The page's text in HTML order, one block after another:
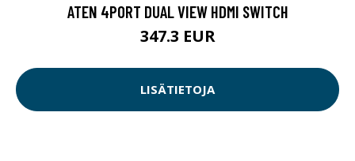
ATEN 4PORT DUAL VIEW HDMI SWITCH
347.3 EUR
LISÄTIETOJA